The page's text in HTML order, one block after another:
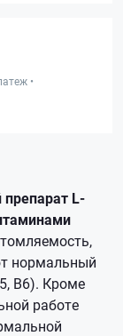
•
L-
нормальный
B6). Кроме
работе